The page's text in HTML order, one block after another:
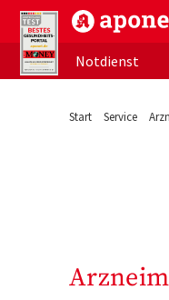
aponet.de -
Notdienst
Start Service